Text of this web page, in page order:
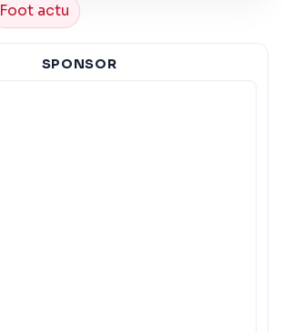
Foot actu
SPONSOR